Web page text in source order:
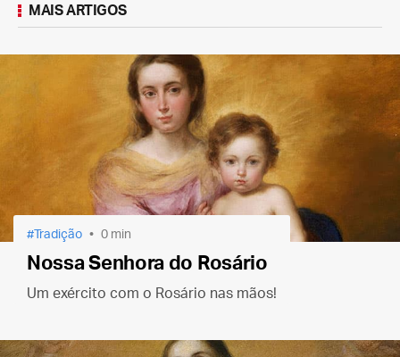
MAIS ARTIGOS
Tradição 0 min
Nossa Senhora do Rosário
Um exército com o Rosário nas mãos!